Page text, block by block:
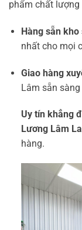
phẩm chất
Hàng sẵn
nhất cho mọi
Giao hàng
Lâm sẵn
Uy tín khẳng
Lương Lâm
hàng.